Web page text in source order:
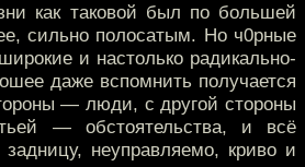
как таковой был по большей
сильно полосатым. Но ч0рные
и настолько радикально-
даже вспомнить получается
— люди, с другой стороны
— обстоятельства, и всё
задницу, неуправляемо, криво и